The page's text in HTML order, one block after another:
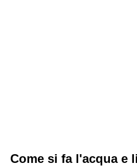
Come si fa l'acqua e